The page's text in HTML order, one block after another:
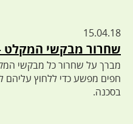
15.04.18
שחרור מבקשי המקלט
מברך על שחרור כל מבקשי
חפים מפשע כדי ללחוץ עליהם
בסכנה.